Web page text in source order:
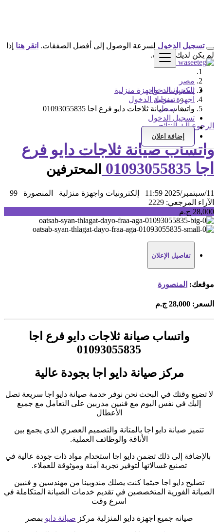
تسجيل الدخول
تسجيل الدخول
سجل
تسجيل الدخول
سجل
إضافة اعلان
تسجيل الدخول لسرعة الوصول إلى أفضل الصفقات. انقر هنا إذا
لم يكن لديك حساب.
مصر
إلكترونيات واجهزة منزلية
اجهزة منزلية
واتساب صيانة ثلاجات دايو فرع اجا 01093055835
الرجوع إلى النتائج
واتساب صيانة ثلاجات دايو فرع
اجا 01093055835
المحترفين
11/سبتمبر/2025 11:59 إلكترونيات واجهزة منزلية المنصورة
99
الآراء المرجعي: 2229
28,000 ج.م
تفاصيل الإعلان
موقعك: المنصورة
السعر: 28,000 ج.م
واتساب صيانة ثلاجات دايو فرع اجا
01093055835
مركز صيانة دايو اجا بجودة عالية
لا تضيع وقتك في البحث نحن نوفر خدمة صيانة دايو اجا سريعة تصل
إليك في نفس اليوم مع فنيين مدربين على التعامل مع جميع
الأعطال
تتميز صيانة دايو اجا بالمتانة والتصميم العصري الذي يجمع بين
الأناقة والوظائف العملية.
بالإضافة إلى ذلك تضمن دايو اجا استخدام مواد ذات جودة عالية في
تصنيع غسالاتها لتوفير تجربة آمنة وموثوقة للعملاء.
تصليح دايو اجا حيثما كنت يصلك مندوبينا من مهندسين و فنيين
الصيانة الفورية المتخصصين في تقديم خدمات الصيانة المتكاملة في
اسرع وقت
صيانه جميع اجهزة دايو المنزلية مركز صيانة دايو بمصر